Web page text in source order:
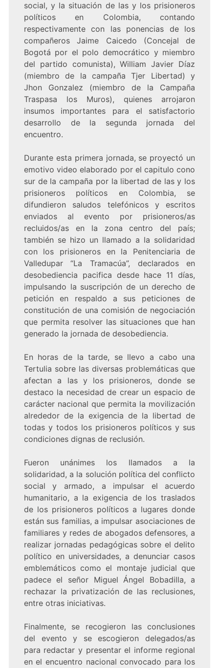
social, y la situación de las y los prisioneros
políticos en Colombia, contando
respectivamente con las ponencias de los
compañeros Jaime Caicedo (Concejal de
Bogotá por el polo democrático y miembro
del partido comunista), William Javier Díaz
(miembro de la campaña Tjer Libertad) y
Jhon Gonzalez (miembro de la Campaña
Traspasa los Muros), quienes arrojaron
insumos importantes para el satisfactorio
desarrollo de la segunda jornada del
encuentro.
Durante esta primera jornada, se proyectó un
emotivo video elaborado por el capitulo cono
sur de la campaña por la libertad de las y los
prisioneros políticos en Colombia, se
difundieron saludos telefónicos y escritos
enviados al evento por prisioneros/as
recluidos/as en la zona centro del país;
también se hizo un llamado a la solidaridad
con los prisioneros en la Penitenciaria de
Valledupar “La Tramacúa”, declarados en
desobediencia pacifica desde hace 11 días,
impulsando la suscripción de un derecho de
petición en respaldo a sus peticiones de
constitución de una comisión de negociación
que permita resolver las situaciones que han
generado la jornada de desobediencia.
En horas de la tarde, se llevo a cabo una
Tertulia sobre las diversas problemáticas que
afectan a las y los prisioneros, donde se
destaco la necesidad de crear un espacio de
carácter nacional que permita la movilización
alrededor de la exigencia de la libertad de
todas y todos los prisioneros políticos y sus
condiciones dignas de reclusión.
Fueron unánimes los llamados a la
solidaridad, a la solución política del conflicto
social y armado, a impulsar el acuerdo
humanitario, a la exigencia de los traslados
de los prisioneros políticos a lugares donde
están sus familias, a impulsar asociaciones de
familiares y redes de abogados defensores, a
realizar jornadas pedagógicas sobre el delito
político en universidades, a denunciar casos
emblemáticos como el montaje judicial que
padece el señor Miguel Ángel Bobadilla, a
rechazar la privatización de las reclusiones,
entre otras iniciativas.
Finalmente, se recogieron las conclusiones
del evento y se escogieron delegados/as
para redactar y presentar el informe regional
en el encuentro nacional convocado para los